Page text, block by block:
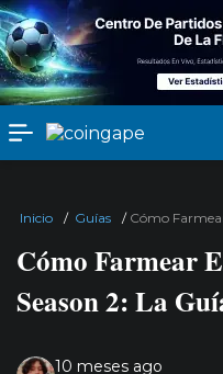
Inicio / Guías / Cómo
Cómo Farmear
Season 2: La
10 meses ago